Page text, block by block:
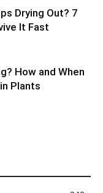
Drying Out? 7
It Fast
How and When
Plants